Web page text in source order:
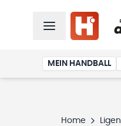
MEIN HANDBALL
Home Ligen